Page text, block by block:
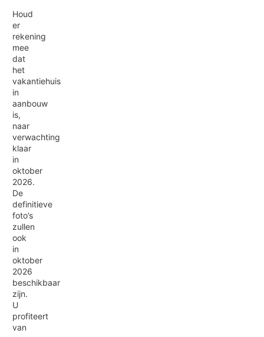
Houd
er
rekening
mee
dat
het
vakantiehuis
in
aanbouw
is,
naar
verwachting
klaar
in
oktober
2026.
De
definitieve
foto’s
zullen
ook
in
oktober
2026
beschikbaar
zijn.
U
profiteert
van